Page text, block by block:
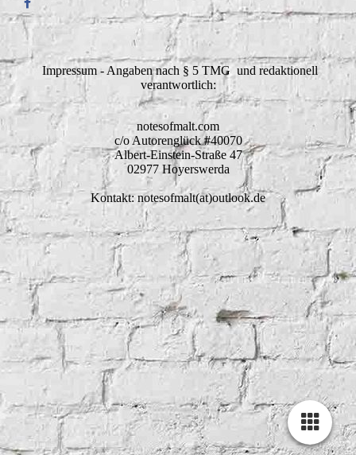
Impressum - Angaben nach § 5 TMG und redaktionell
verantwortlich:
notesofmalt.com
c/o Autorenglück #40070
Albert-Einstein-Straße 47
02977 Hoyerswerda
Kontakt: notesofmalt(at)outlook.de